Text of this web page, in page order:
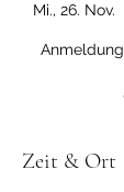
Mi., 26. Nov.
Zeit & Ort